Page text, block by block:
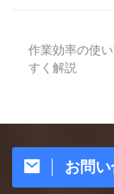
作業効率の使
すく解説
お問